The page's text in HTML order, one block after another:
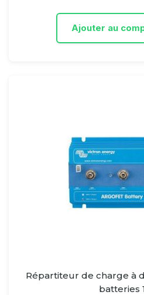
Ajouter au
Répartiteur de charge à
batteries